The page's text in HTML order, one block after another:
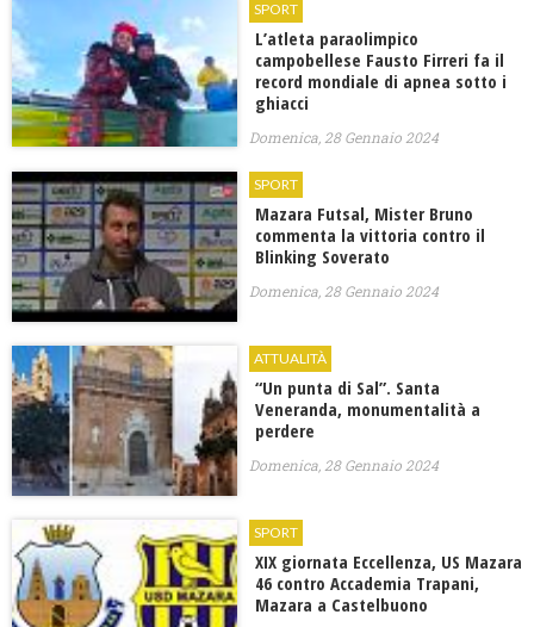
SPORT
​L’atleta paraolimpico
campobellese Fausto Firreri fa il
record mondiale di apnea sotto i
ghiacci
Domenica, 28 Gennaio 2024
SPORT
Mazara Futsal, Mister Bruno
commenta la vittoria contro il
Blinking Soverato
Domenica, 28 Gennaio 2024
ATTUALITÀ
“Un punta di Sal”. Santa
Veneranda, monumentalità a
perdere
Domenica, 28 Gennaio 2024
SPORT
XIX giornata Eccellenza, US Mazara
46 contro Accademia Trapani,
Mazara a Castelbuono